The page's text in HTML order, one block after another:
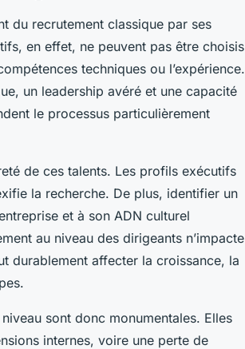
du recrutement classique par ses
en effet, ne peuvent pas être choisis
techniques ou l’expérience.
un leadership avéré et une capacité
le processus particulièrement
de ces talents. Les profils exécutifs
la recherche. De plus, identifier un
et à son ADN culturel
au niveau des dirigeants n’impacte
durablement affecter la croissance, la
sont donc monumentales. Elles
internes, voire une perte de